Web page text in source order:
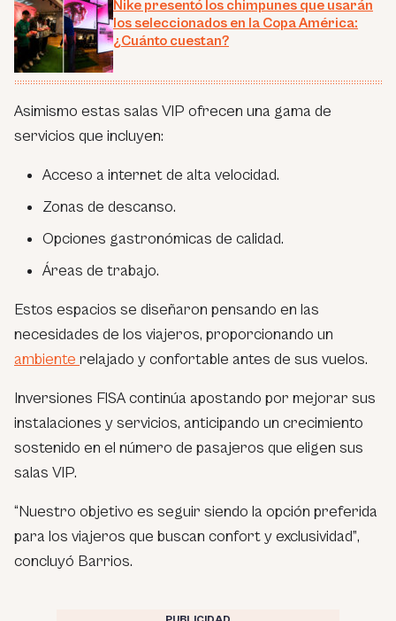
Nike presentó los chimpunes que usarán
los seleccionados en la Copa América:
¿Cuánto cuestan?
Asimismo estas salas VIP ofrecen una gama de
servicios que incluyen:
Acceso a internet de alta velocidad.
Zonas de descanso.
Opciones gastronómicas de calidad.
Áreas de trabajo.
Estos espacios se diseñaron pensando en las
necesidades de los viajeros, proporcionando un
ambiente relajado y confortable antes de sus vuelos.
Inversiones FISA continúa apostando por mejorar sus
instalaciones y servicios, anticipando un crecimiento
sostenido en el número de pasajeros que eligen sus
salas VIP.
“Nuestro objetivo es seguir siendo la opción preferida
para los viajeros que buscan confort y exclusividad”,
concluyó Barrios.